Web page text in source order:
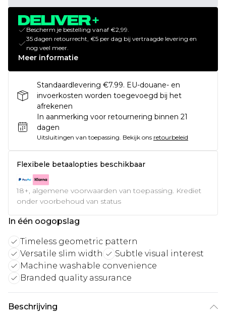
Bescherm je bestelling vanaf €2,99.
35 dagen retourrecht, €5 per dag bij vertraagde levering en
nog veel meer.
Meer informatie
Standaardlevering €7.99. EU-douane- en
invoerkosten worden toegevoegd bij het
afrekenen
In aanmerking voor retournering binnen 21
dagen
Uitsluitingen van toepassing. Bekijk ons retourbeleid
Flexibele betaalopties beschikbaar
18+, algemene voorwaarden van toepassing. Krediet
onder voorbehoud van status
In één oogopslag
Timeless geometric pattern
Versatile slim width
Subtle visual interest
Machine washable convenience
Branded quality assurance
Beschrijving